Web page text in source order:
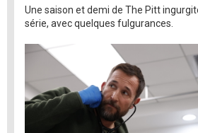
Une saison et demi de The Pitt
série, avec quelques fulgurances.